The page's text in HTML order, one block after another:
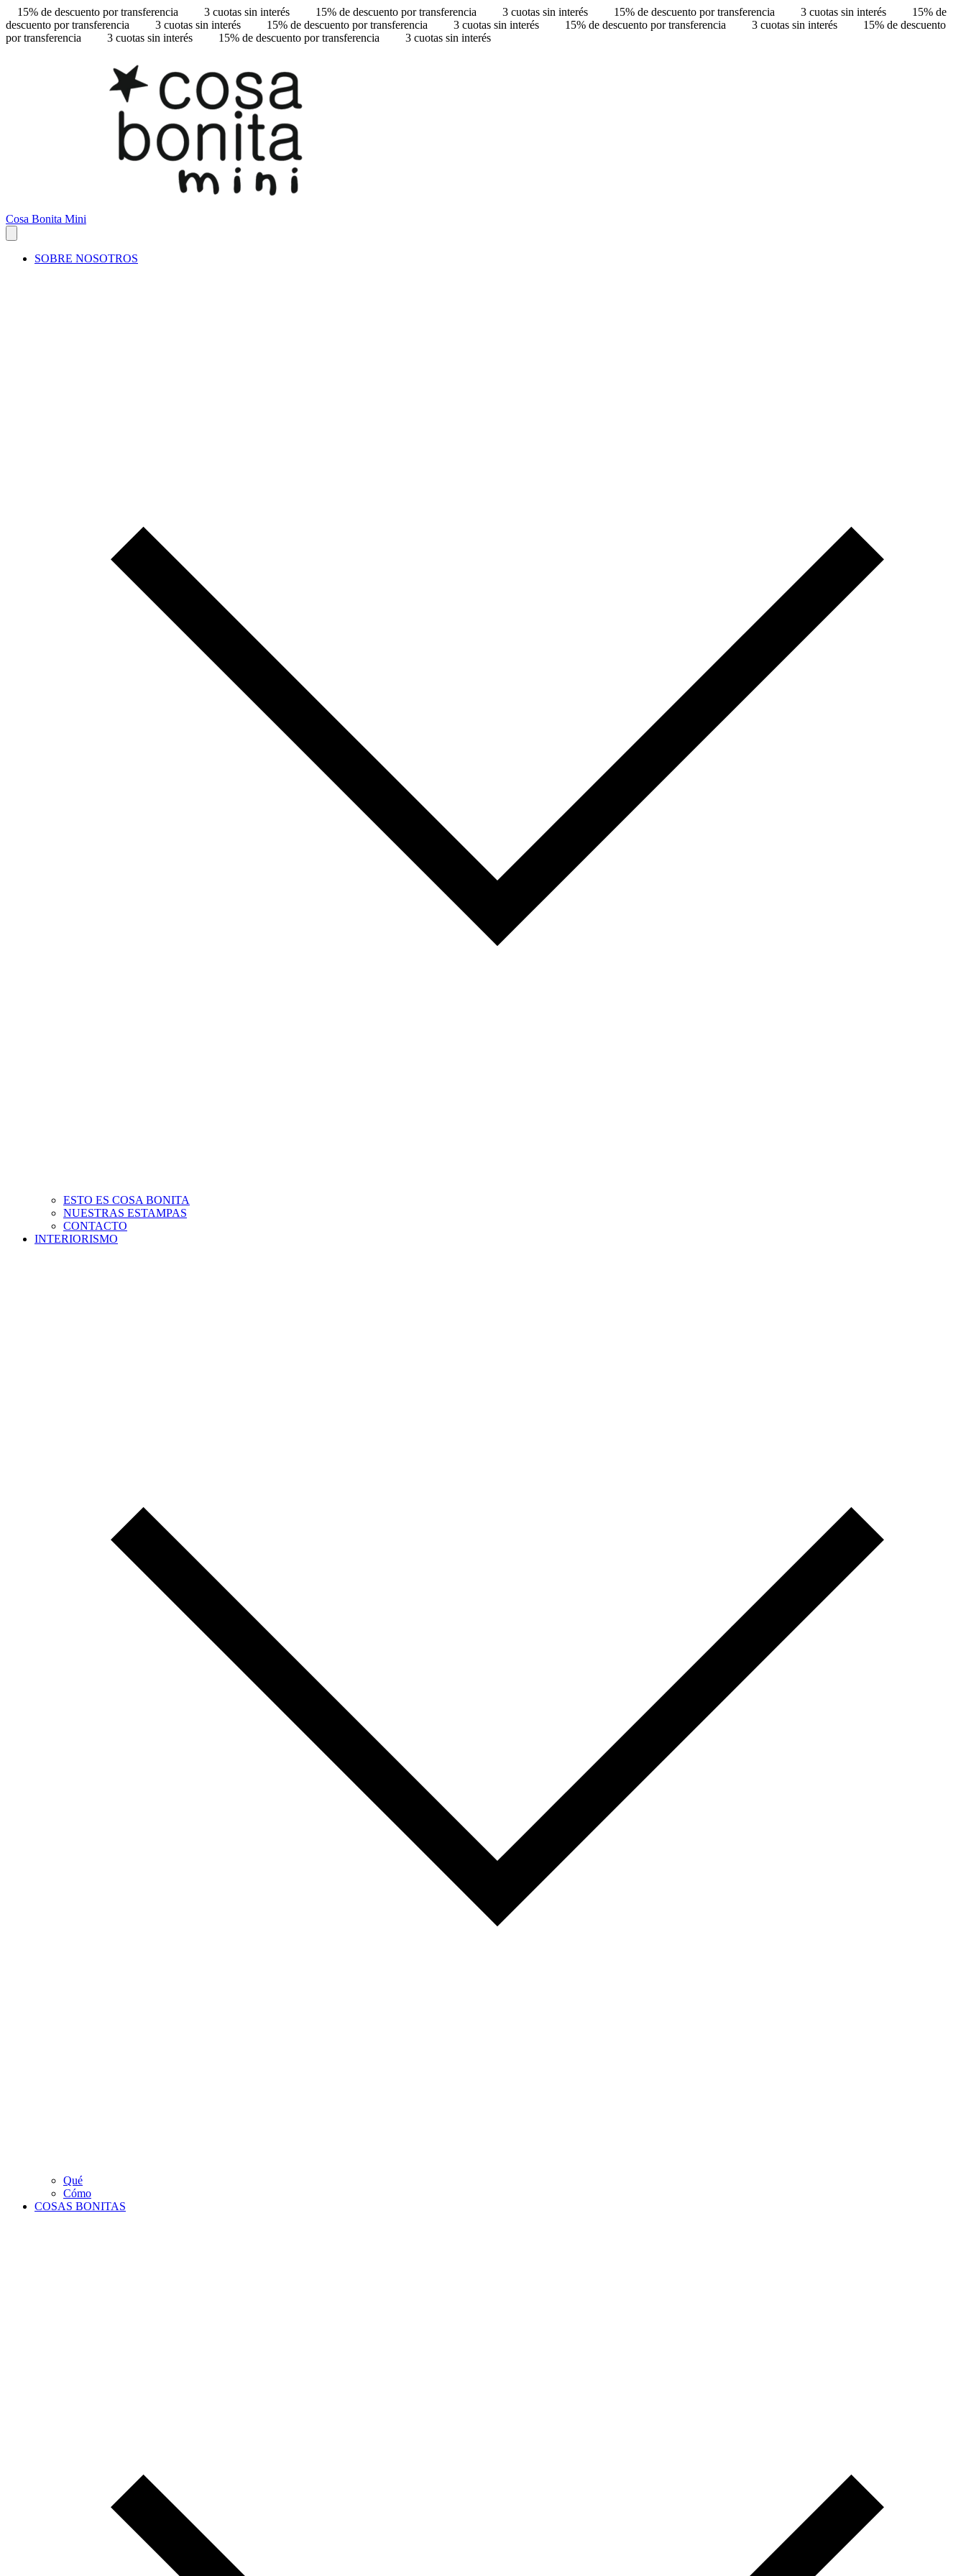
15% de descuento por transferencia 3 cuotas sin interés 15% de descuento por transferencia 3 cuotas sin interés 15% de descuento por transferencia 3 cuotas sin interés
15% de
descuento por transferencia
3 cuotas sin interés 15% de descuento por transferencia 3 cuotas sin interés 15% de descuento por transferencia 3 cuotas sin interés
15% de descuento
por transferencia
3 cuotas sin interés 15% de descuento por transferencia 3 cuotas sin interés
Cosa Bonita Mini
SOBRE NOSOTROS
ESTO ES COSA BONITA
NUESTRAS ESTAMPAS
CONTACTO
INTERIORISMO
Qué
Cómo
COSAS BONITAS